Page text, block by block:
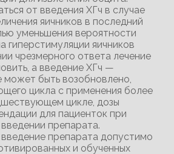
от введения ХГч в случае
яичников в последний
уменьшения вероятности
гиперстимуляции яичников
чрезмерного ответа лечение
а введение ХГч —
может быть возобновлено,
цикла с применения более
цикле, дозы
для пациенток при
препарата.
препарата допустимо
и обученных